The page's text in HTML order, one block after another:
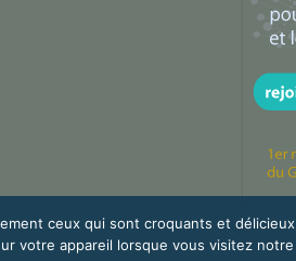
ceux qui sont croquants et
votre appareil lorsque vous visitez